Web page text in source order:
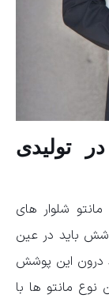
در تولیدی
شلوار های
باید در عین
درون این پوشش
مانتو ها با